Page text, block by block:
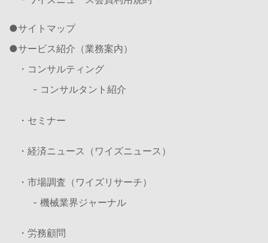
サイトマップ
サービス紹介（業務案内）
・コンサルティング
- コンサルタント紹介
・セミナー
・経済ニュース（ワイズニュース）
・市場調査（ワイズリサーチ）
- 機械業界ジャーナル
・労務顧問